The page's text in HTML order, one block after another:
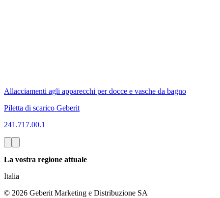
Allacciamenti agli apparecchi per docce e vasche da bagno
Piletta di scarico Geberit
241.717.00.1
La vostra regione attuale
Italia
© 2026 Geberit Marketing e Distribuzione SA